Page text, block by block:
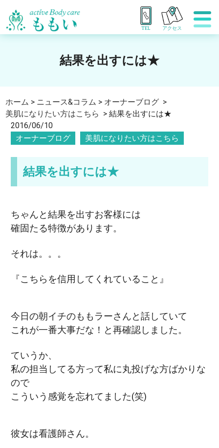
TEL アクセス
結果を出すには★
ホーム > ニュース&コラム > オーナーブログ >
美肌になりたい方はこちら >結果を出すには★
2016/06/10
オーナーブログ
美肌になりたい方はこちら
結果を出すには★
ちゃんと結果を出すお客様には
確固たる特徴があります。
それは。。。
『こちらを信用してくれていること』
今日の朝イチのももラーさんと話していて
これが一番大事だな！と再確認しました。
ていうか、
私の担当してる方って私に丸投げな方ばかりな
ので
こういう感覚を忘れてました(笑)
彼女は看護師さん。